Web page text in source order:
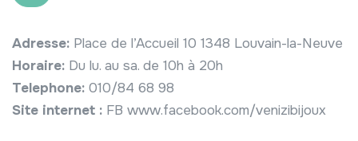
Adresse: Place de l’Accueil 10 1348 Louvain-la-Neuve
Horaire: Du lu. au sa. de 10h à 20h
Telephone: 010/84 68 98
Site internet : FB www.facebook.com/venizibijoux